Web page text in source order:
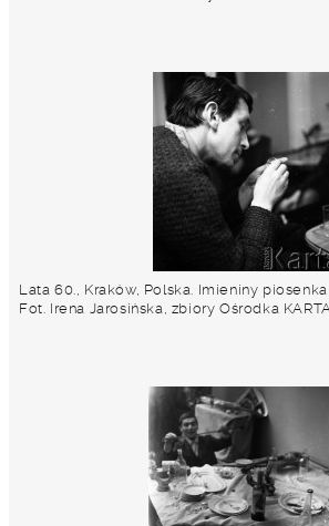
Lata 60., Kraków, Polska. Imieniny
Fot. Irena Jarosińska, zbiory Ośrodka